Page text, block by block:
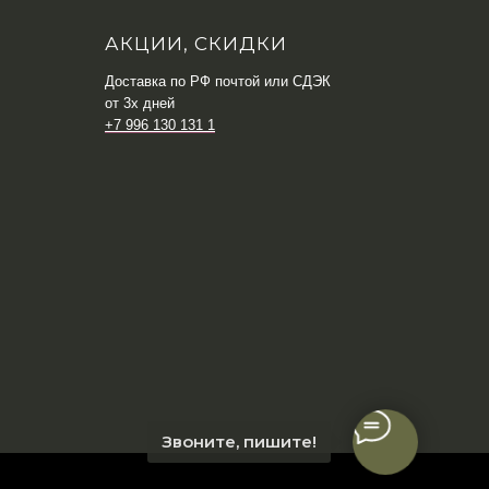
АКЦИИ, СКИДКИ
Доставка по РФ почтой или СДЭК
от 3х дней
+7 996 130 131 1
Звоните, пишите!